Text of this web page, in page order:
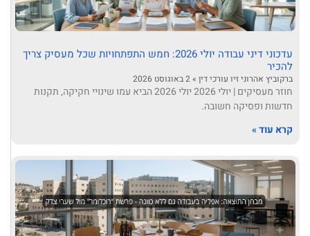
עדכוני דיני עבודה יולי 2026: חמש התפתחויות שכל מעסיק צריך
להכיר
ברקוביץ אהרוני זיו עורכי דין
חוזר מעסיקים | יולי 2026 יולי 2026 הביא עמו שינויי חקיקה, תקנות
חדשות ופסיקה חשובה.
קרא עוד »